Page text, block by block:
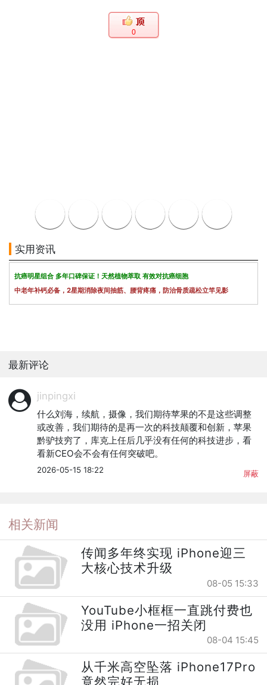
0
实用资讯
抗癌明星组合 多年口碑保证！天然植物萃取 有效对抗癌细胞
中老年补钙必备，2星期消除夜间抽筋、腰背疼痛，防治骨质疏松立竿见影
最新评论
jinpingxi
什么刘海，续航，摄像，我们期待苹果的不是这些调整
或改善，我们期待的是再一次的科技颠覆和创新，苹果
黔驴技穷了，库克上任后几乎没有任何的科技进步，看
看新CEO会不会有任何突破吧。
2026-05-15 18:22 屏蔽
相关新闻
传闻多年终实现 iPhone迎三
大核心技术升级
08-05 15:33
YouTube小框框一直跳付费也
没用 iPhone一招关闭
08-04 15:45
从千米高空坠落 iPhone17Pro
竟然完好无损